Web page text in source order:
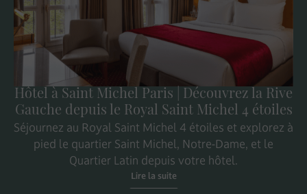
Hôtel à Saint Michel Paris | Découvrez la Rive
Gauche depuis le Royal Saint Michel 4 étoiles
Séjournez au Royal Saint Michel 4 étoiles et explorez à
pied le quartier Saint Michel, Notre-Dame, et le
Quartier Latin depuis votre hôtel.
Lire la suite